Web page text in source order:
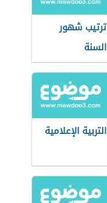
ترتيب شهور
السنة
التربية الإعلامية